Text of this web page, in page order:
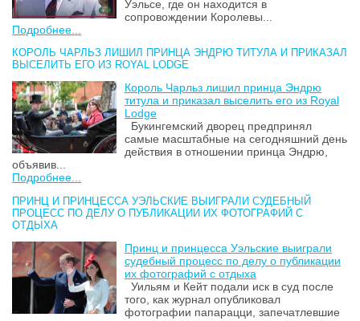
Уэльсе, где он находится в
сопровождении Королевы...
Подробнее...
КОРОЛЬ ЧАРЛЬЗ ЛИШИЛ ПРИНЦА ЭНДРЮ ТИТУЛА И ПРИКАЗАЛ
ВЫСЕЛИТЬ ЕГО ИЗ ROYAL LODGE
Король Чарльз лишил принца Эндрю
титула и приказал выселить его из Royal
Lodge
Букингемский дворец предпринял
самые масштабные на сегодняшний день
действия в отношении принца Эндрю,
объявив...
Подробнее...
ПРИНЦ И ПРИНЦЕССА УЭЛЬСКИЕ ВЫИГРАЛИ СУДЕБНЫЙ
ПРОЦЕСС ПО ДЕЛУ О ПУБЛИКАЦИИ ИХ ФОТОГРАФИЙ С
ОТДЫХА
Принц и принцесса Уэльские выиграли
судебный процесс по делу о публикации
их фотографий с отдыха
Уильям и Кейт подали иск в суд после
того, как журнал опубликовал
фотографии папарацци, запечатлевшие